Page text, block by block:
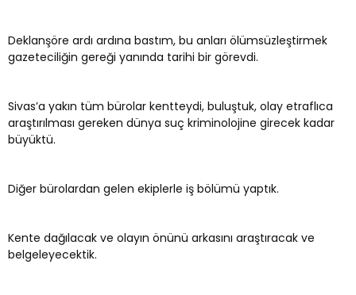
Deklanşöre ardı ardına bastım, bu anları ölümsüzleştirmek
gazeteciliğin gereği yanında tarihi bir görevdi.
Sivas’a yakın tüm bürolar kentteydi, buluştuk, olay etraflıca
araştırılması gereken dünya suç kriminolojine girecek kadar
büyüktü.
Diğer bürolardan gelen ekiplerle iş bölümü yaptık.
Kente dağılacak ve olayın önünü arkasını araştıracak ve
belgeleyecektik.